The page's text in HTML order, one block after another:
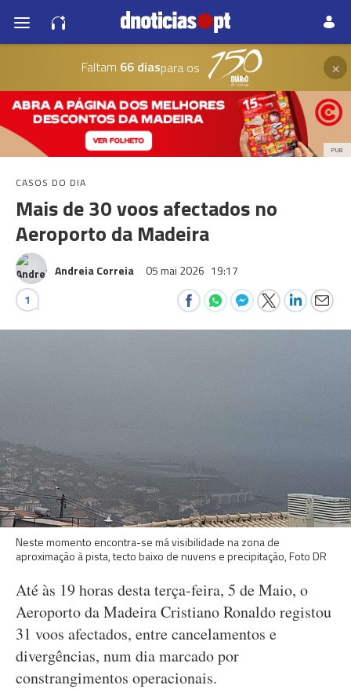
Faltam 66 diaspara os ×
PUB
CASOS DO DIA
Mais de 30 voos afectados no
Aeroporto da Madeira
Andreia Correia 05 mai 2026 19:17
1
Neste momento encontra-se má visibilidade na zona de
aproximação à pista, tecto baixo de nuvens e precipitação, Foto DR
Até às 19 horas desta terça-feira, 5 de Maio, o
Aeroporto da Madeira Cristiano Ronaldo registou
31 voos afectados, entre cancelamentos e
divergências, num dia marcado por
constrangimentos operacionais.